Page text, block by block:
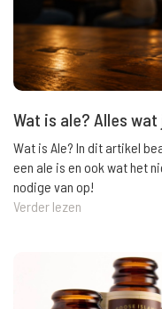
Wat is ale? Alles
Wat is Ale? In dit artikel
een ale is en ook wat het
nodige van op!
Verder lezen